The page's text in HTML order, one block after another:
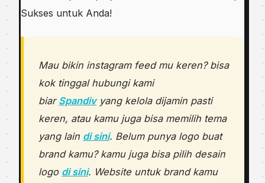
Sukses untuk Anda!
Mau bikin instagram feed mu keren? bisa
kok tinggal hubungi kami
biar Spandivyang kelola dijamin pasti
keren, atau kamu juga bisa memilih tema
yang lain di sini. Belum punya logo buat
brand kamu? kamu juga bisa pilih desain
logo di sini. Website untuk brand kamu